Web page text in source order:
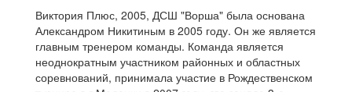
Виктория Плюс, 2005, ДСШ "Ворша" была основана
Александром Никитиным в 2005 году. Он же является
главным тренером команды. Команда является
неоднократным участником районных и областных
соревнований, принимала участие в Рождественском